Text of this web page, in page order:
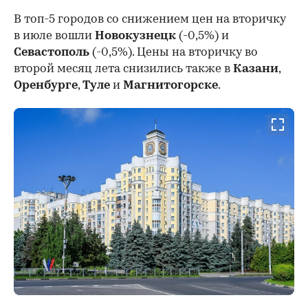
В топ-5 городов со снижением цен на вторичку
в июле вошли Новокузнецк (-0,5%) и
Севастополь (-0,5%). Цены на вторичку во
второй месяц лета снизились также в Казани,
Оренбурге,Туле и Магнитогорске.